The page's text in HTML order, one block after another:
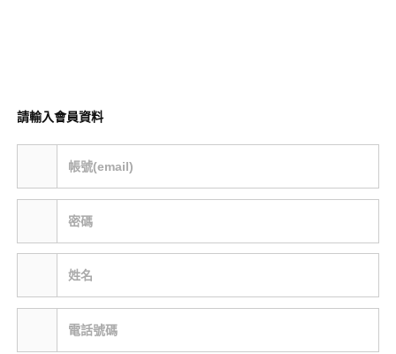
請輸入會員資料
帳號(email)
密碼
姓名
電話號碼